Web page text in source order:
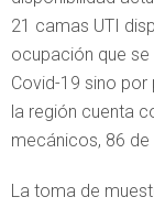
21 camas UTI
ocupación que
Covid-19 sino
la región cuenta
mecánicos, 86
La toma de